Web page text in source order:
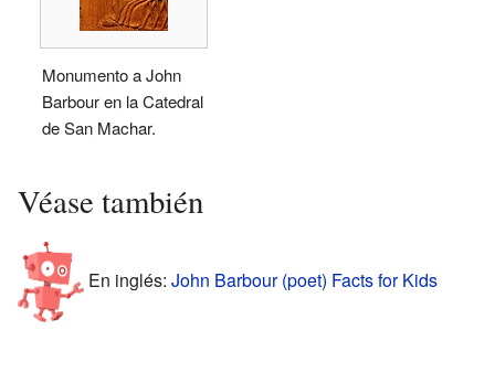
Monumento a John
Barbour en la Catedral
de San Machar.
Véase también
En inglés: John Barbour (poet) Facts for Kids